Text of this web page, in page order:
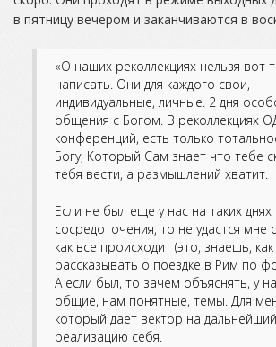
в пятницу вечером и заканчиваются в
«О наших реколлекциях нельзя вот
написать. Они для каждого свои,
индивидуальные, личные. 2 дня
общения с Богом. В реколлекциях
конференций, есть только
Богу, Который Сам знает что тебе
тебя вести, а размышлений хватит.
Если не был еще у нас на таких днях
сосредоточения, то не удастся мне
как все происходит (это, знаешь, как
рассказывать о поездке в Рим по
А если был, то зачем объяснять, у
общие, нам понятные, темы. Для
который дает вектор на
реализацию себя.